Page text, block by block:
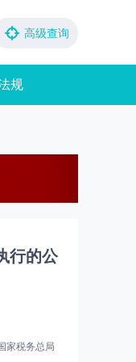
高级查询
规
行的公
家税务总局